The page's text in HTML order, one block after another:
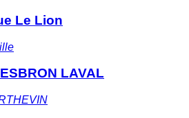
Le Lion
LAVAL